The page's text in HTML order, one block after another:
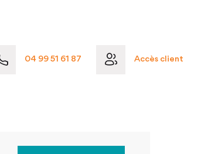
04 99 51 61 87 Accès client